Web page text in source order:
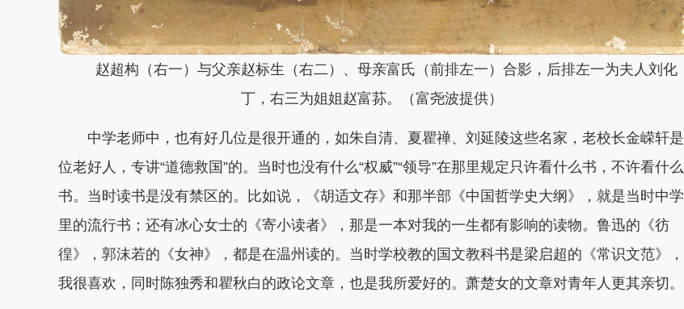
赵超构（右一）与父亲赵标生（右二）、母亲富氏（前排左一）合影，后排左一为夫人刘化
丁，右三为姐姐赵富荪。（富尧波提供）
中学老师中，也有好几位是很开通的，如朱自清、夏瞿禅、刘延陵这些名家，老校长金嵘轩是
位老好人，专讲“道德救国”的。 当时也没有什么“权威”“领导”在那里规定只许看什么书，不许看什么
书。 当时读书是没有禁区的。
比如说，《胡适文存》和那半部《中国哲学史大纲》，就是当时中学
里的流行书； 还有冰心女士的《寄小读者》，那是一本对我的一生都有影响的读物。 鲁迅的《彷
徨》，郭沫若的《女神》，都是在温州读的。 当时学校教的国文教科书是梁启超的《常识文范》，
我很喜欢，同时陈独秀和瞿秋白的政论文章，也是我所爱好的。 萧楚女的文章对青年人更其亲切。